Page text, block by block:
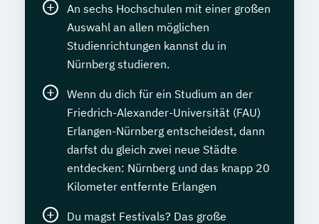
An sechs Hochschulen mit einer großen
Auswahl an allen möglichen
Studienrichtungen kannst du in
Nürnberg studieren.
Wenn du dich für ein Studium an der
Friedrich-Alexander-Universität (FAU)
Erlangen-Nürnberg entscheidest, dann
darfst du gleich zwei neue Städte
entdecken: Nürnberg und das knapp 20
Kilometer entfernte Erlangen
Du magst Festivals? Das große